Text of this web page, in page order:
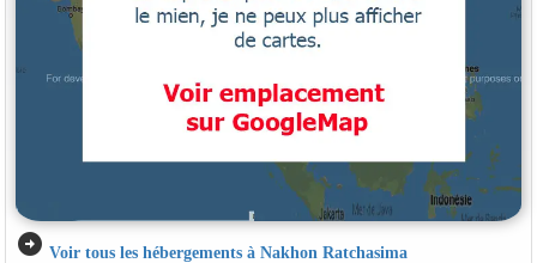
arrow_circle_right Voir tous les hébergements à Nakhon Ratchasima